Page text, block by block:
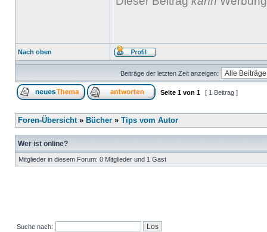
Nach oben
Beiträge der letzten Zeit anzeigen:
Seite 1 von 1 [ 1 Beitrag ]
Foren-Übersicht» Bücher » Tips vom Autor
Wer ist online?
Mitglieder in diesem Forum: 0 Mitglieder und 1 Gast
Suche nach: